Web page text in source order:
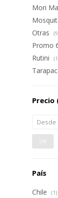
Mori
Otras
Promo
Rutini
Precio
OK
País
Chile (1)